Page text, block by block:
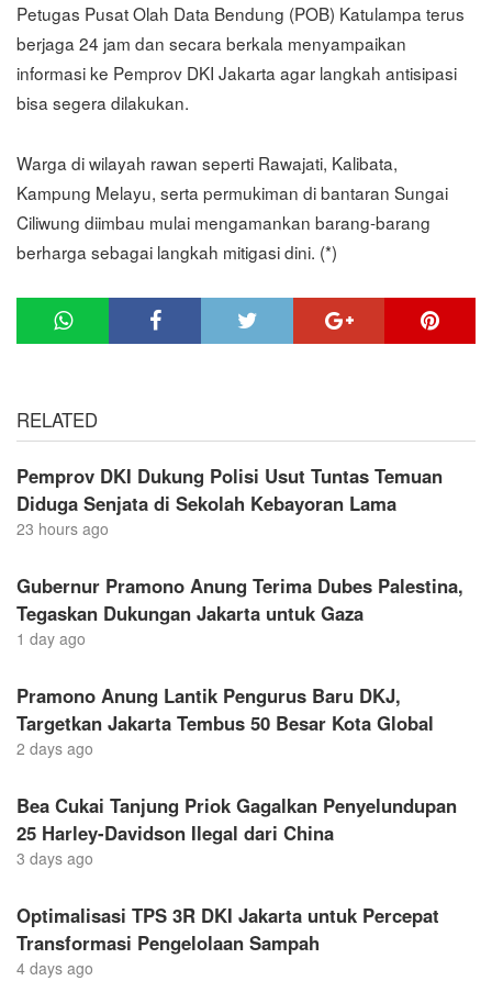
Petugas Pusat Olah Data Bendung (POB) Katulampa terus
berjaga 24 jam dan secara berkala menyampaikan
informasi ke Pemprov DKI Jakarta agar langkah antisipasi
bisa segera dilakukan.
Warga di wilayah rawan seperti Rawajati, Kalibata,
Kampung Melayu, serta permukiman di bantaran Sungai
Ciliwung diimbau mulai mengamankan barang-barang
berharga sebagai langkah mitigasi dini. (*)
RELATED
Pemprov DKI Dukung Polisi Usut Tuntas Temuan
Diduga Senjata di Sekolah Kebayoran Lama
23 hours ago
Gubernur Pramono Anung Terima Dubes Palestina,
Tegaskan Dukungan Jakarta untuk Gaza
1 day ago
Pramono Anung Lantik Pengurus Baru DKJ,
Targetkan Jakarta Tembus 50 Besar Kota Global
2 days ago
Bea Cukai Tanjung Priok Gagalkan Penyelundupan
25 Harley-Davidson Ilegal dari China
3 days ago
Optimalisasi TPS 3R DKI Jakarta untuk Percepat
Transformasi Pengelolaan Sampah
4 days ago